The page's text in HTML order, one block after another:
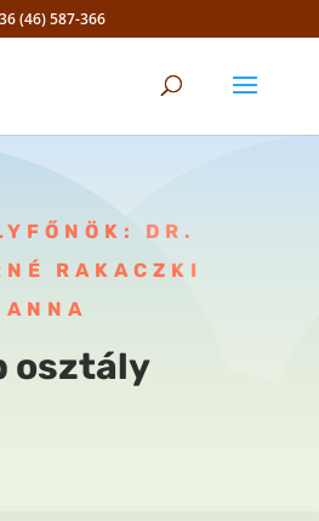
(46) 587-366
DR.
RAKACZKI
ANNA
osztály